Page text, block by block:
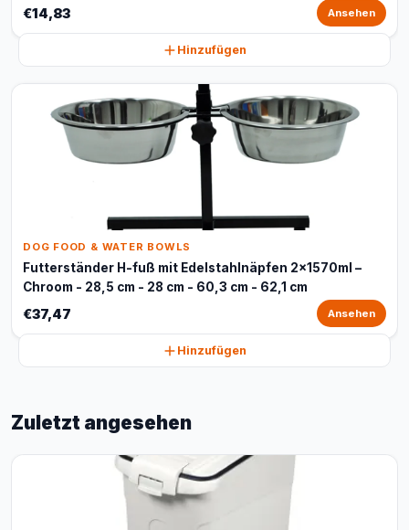
€14,83 Ansehen
Hinzufügen
DOG FOOD & WATER BOWLS
Futterständer H-fuß mit Edelstahlnäpfen 2x1570ml –
Chroom - 28,5 cm - 28 cm - 60,3 cm - 62,1 cm
€37,47 Ansehen
Hinzufügen
Zuletzt angesehen